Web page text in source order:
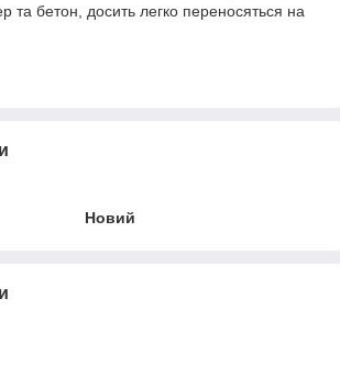
та бетон, досить легко переносяться на
Новий